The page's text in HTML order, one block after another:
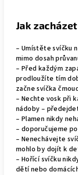
Jak
– Umístěte svíčku
mimo dosah
– Před každým
prodloužíte tím
začne svíčka
– Nechte vosk při
nádoby –
– Plamen nikdy
– doporučujeme
– Nenechávejte
mohlo by dojít k
– Hořící svíčku
dětí nebo